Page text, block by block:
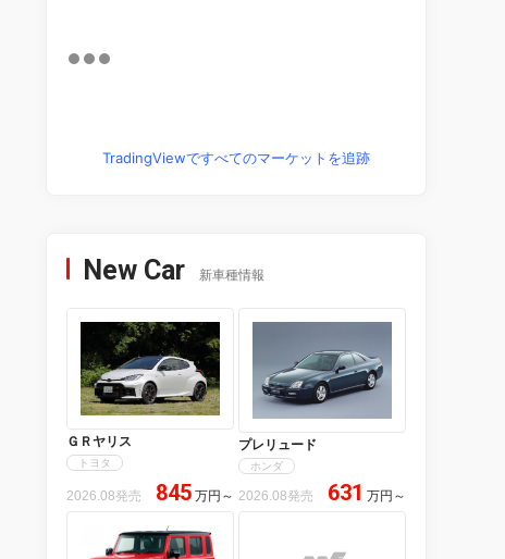
TradingViewですべてのマーケットを追跡
New Car 新車種情報
ＧＲヤリス
トヨタ
2026.08発売 845 万円 ～
プレリュード
ホンダ
2026.08発売 631 万円 ～